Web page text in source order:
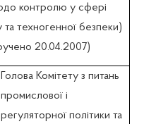
контролю у сфері
та техногенної безпеки)
20.04.2007)
Голова Комітету з питань
промислової i
регуляторної політики та